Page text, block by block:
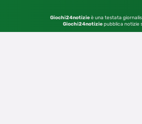
Giochi24notizieè una testata
Giochi24notiziepubblica notizie